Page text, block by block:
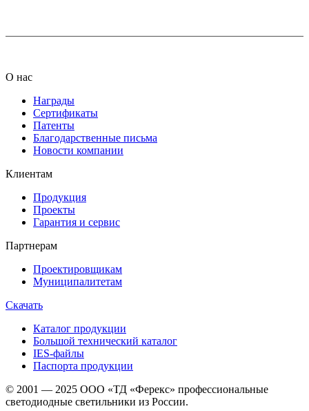
О нас
Награды
Сертификаты
Патенты
Благодарственные письма
Новости компании
Клиентам
Продукция
Проекты
Гарантия и сервис
Партнерам
Проектировщикам
Муниципалитетам
Скачать
Каталог продукции
Большой технический каталог
IES-файлы
Паспорта продукции
© 2001 — 2025 ООО «ТД «Ферекс» профессиональные
светодиодные светильники из России.